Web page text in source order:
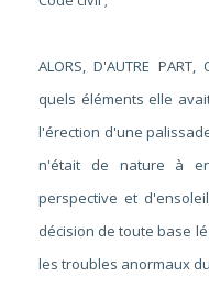
ALORS, D'AUTRE
quels éléments elle
l'érection d'une
n'était de nature à
perspective et
décision de toute base
les troubles anormaux